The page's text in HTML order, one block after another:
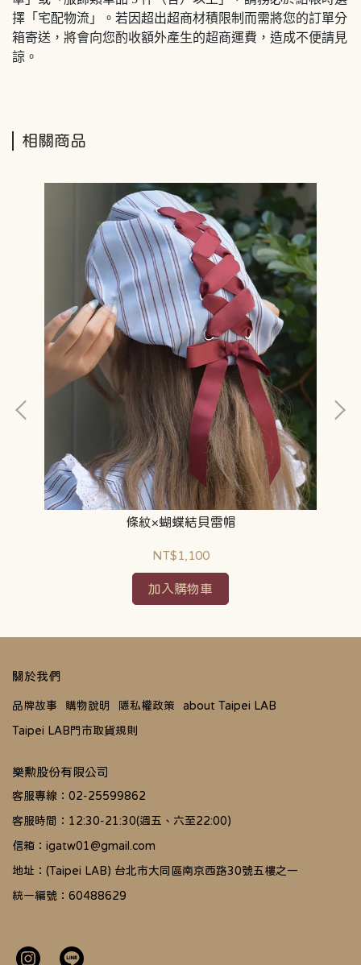
擇「宅配物流」。若因超出超商材積限制而需將您的訂單分
箱寄送，將會向您酌收額外產生的超商運費，造成不便請見
諒。
相關商品
條紋×蝴蝶結貝雷帽
NT$1,100
加入購物車
關於我們
品牌故事 購物說明 隱私權政策
about Taipei LAB
Taipei LAB門市取貨規則
樂勲股份有限公司
客服專線：02-25599862
客服時間：12:30-21:30(週五、六至22:00)
信箱：igatw01@gmail.com
地址：(Taipei LAB) 台北市大同區南京西路30號五樓之一
統一編號：60488629